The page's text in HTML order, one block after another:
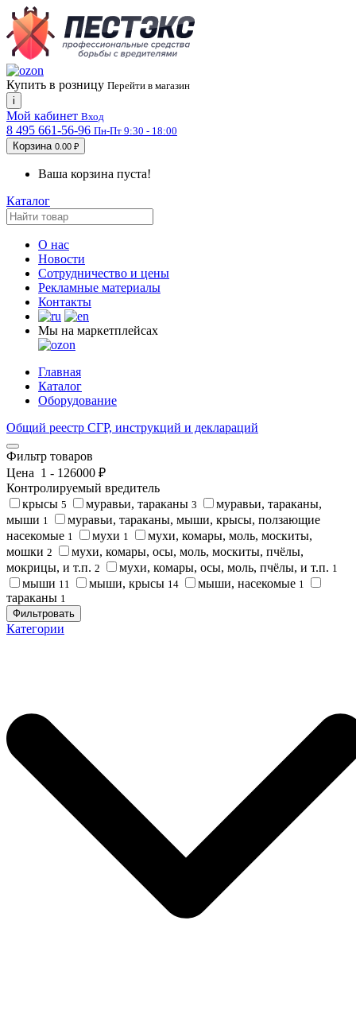
Купить в розницу Перейти в магазин
i
Мой кабинет Вход
8 495 661-56-96 Пн-Пт 9:30 - 18:00
Корзина 0.00 ₽
Ваша корзина пуста!
Каталог
О нас
Новости
Сотрудничество и цены
Рекламные материалы
Контакты
Мы на маркетплейсах
Главная
Каталог
Оборудование
Общий реестр СГР, инструкций и деклараций
Фильтр товаров
Цена 1 - 126000 ₽
Контролируемый вредитель
крысы 5 муравьи, тараканы 3
муравьи, тараканы,
мыши 1
муравьи, тараканы, мыши, крысы, ползающие
насекомые 1 мухи 1
мухи, комары, моль, москиты,
мошки 2
мухи, комары, осы, моль, москиты, пчёлы,
мокрицы, и т.п. 2 мухи, комары, осы, моль, пчёлы, и т.п. 1
мыши 11 мыши, крысы 14 мыши, насекомые 1
тараканы 1
Фильтровать
Категории